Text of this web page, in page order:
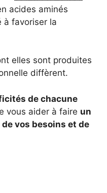
acides aminés
à favoriser la
elles sont produites
diffèrent.
de chacune
vous aider à faire un
vos besoins et de